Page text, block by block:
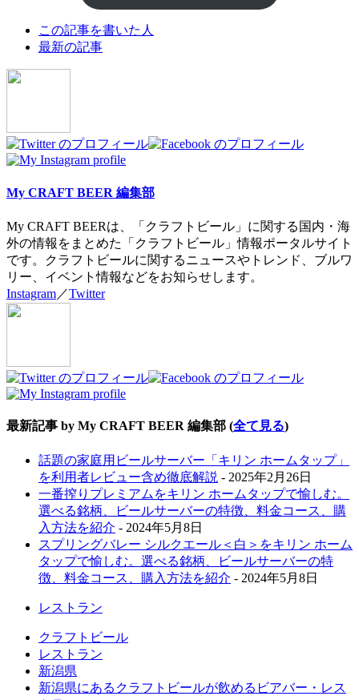
following
tabs
change
この記事を書いた人
最新の記事
My CRAFT BEER 編集部
My CRAFT BEERは、「クラフトビール」に関する国内・海
外の情報をまとめた「クラフトビール」情報ポータルサイト
です。クラフトビールに関するニュースやトレンド、ブルワ
リー、イベント情報などをお知らせします。
Instagram／Twitter
最新記事 by My CRAFT BEER 編集部 (全て見る)
話題の家庭用ビールサーバー「キリン ホームタップ」
を利用者レビュー含め徹底解説 - 2025年2月26日
一番搾りプレミアムをキリン ホームタップで愉しむ。
選べる銘柄、ビールサーバーの特徴、料金コース、購
入方法を紹介 - 2024年5月8日
スプリングバレー シルクエール＜白＞をキリン ホーム
タップで愉しむ。選べる銘柄、ビールサーバーの特
徴、料金コース、購入方法を紹介 - 2024年5月8日
レストラン
クラフトビール
レストラン
新潟県
新潟県にあるクラフトビールが飲めるビアバー・レス